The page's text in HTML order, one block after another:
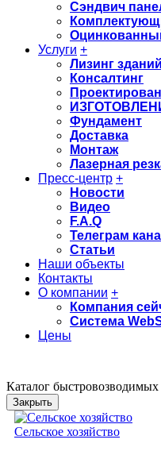
Сэндвич
Услуги +
Лизинг зданий
Консалтинг
Фундамент
Доставка
Монтаж
Лазерная
Пресс-центр +
Новости
Видео
F.A.Q
Телеграм
Статьи
Наши объекты
Контакты
О компании +
Компания
Система
Цены
Каталог быстровозводимых
Закрыть
Сельское хозяйство